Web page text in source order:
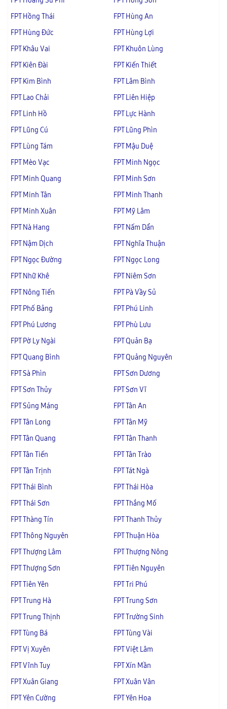
FPT Hồng Thái
FPT Hùng An
FPT Hùng Đức
FPT Hùng Lợi
FPT Khâu Vai
FPT Khuôn Lùng
FPT Kiên Đài
FPT Kiến Thiết
FPT Kim Bình
FPT Lâm Bình
FPT Lao Chải
FPT Liên Hiệp
FPT Linh Hồ
FPT Lực Hành
FPT Lũng Cú
FPT Lũng Phìn
FPT Lùng Tám
FPT Mậu Duệ
FPT Mèo Vạc
FPT Minh Ngọc
FPT Minh Quang
FPT Minh Sơn
FPT Minh Tân
FPT Minh Thanh
FPT Minh Xuân
FPT Mỹ Lâm
FPT Nà Hang
FPT Nấm Dẩn
FPT Nậm Dịch
FPT Nghĩa Thuận
FPT Ngọc Đường
FPT Ngọc Long
FPT Nhữ Khê
FPT Niêm Sơn
FPT Nông Tiến
FPT Pà Vầy Sủ
FPT Phố Bảng
FPT Phú Linh
FPT Phú Lương
FPT Phù Lưu
FPT Pờ Ly Ngài
FPT Quản Bạ
FPT Quang Bình
FPT Quảng Nguyên
FPT Sà Phìn
FPT Sơn Dương
FPT Sơn Thủy
FPT Sơn Vĩ
FPT Sủng Máng
FPT Tân An
FPT Tân Long
FPT Tân Mỹ
FPT Tân Quang
FPT Tân Thanh
FPT Tân Tiến
FPT Tân Trào
FPT Tân Trịnh
FPT Tát Ngà
FPT Thái Bình
FPT Thái Hòa
FPT Thái Sơn
FPT Thắng Mố
FPT Thàng Tín
FPT Thanh Thủy
FPT Thông Nguyên
FPT Thuận Hòa
FPT Thượng Lâm
FPT Thượng Nông
FPT Thượng Sơn
FPT Tiên Nguyên
FPT Tiên Yên
FPT Tri Phú
FPT Trung Hà
FPT Trung Sơn
FPT Trung Thịnh
FPT Trường Sinh
FPT Tùng Bá
FPT Tùng Vài
FPT Vị Xuyên
FPT Việt Lâm
FPT Vĩnh Tuy
FPT Xín Mần
FPT Xuân Giang
FPT Xuân Vân
FPT Yên Cường
FPT Yên Hoa